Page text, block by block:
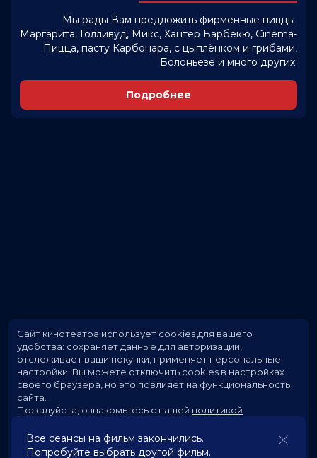
Мы рады Вам предложить фирменные пиццы:
Маргарита, Голливуд, Микс, Хантер Барбекю, Cinema-
Пицца, пасту Карбонара, с цыплёнком и грибами,
Болоньезе и много других.
Подробнее
Все сеансы на фильм закончились.
Попробуйте выбрать другой фильм.
Сайт кинотеатра использует cookies для вашего
удобства: сохраняет данные для авторизации,
отслеживает ваши покупки, применяет персональные
настройки. Вы можете отключить cookies в настройках
своего браузера, но это повлияет на функциональность
сайта.
Пожалуйста, ознакомьтесь с нашей политикой
Принять